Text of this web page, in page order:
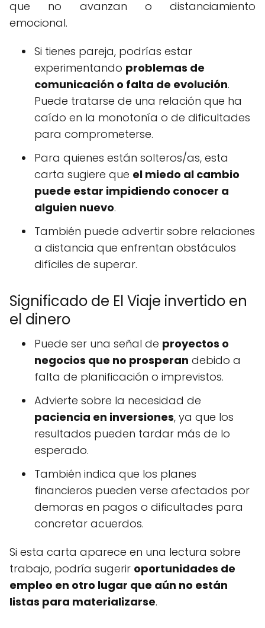
que no avanzan o distanciamiento
emocional.
Si tienes pareja, podrías estar
experimentando problemas de
comunicación o falta de evolución.
Puede tratarse de una relación que ha
caído en la monotonía o de dificultades
para comprometerse.
Para quienes están solteros/as, esta
carta sugiere que el miedo al cambio
puede estar impidiendo conocer a
alguien nuevo.
También puede advertir sobre relaciones
a distancia que enfrentan obstáculos
difíciles de superar.
Significado de El Viaje invertido en
el dinero
Puede ser una señal de proyectos o
negocios que no prosperan debido a
falta de planificación o imprevistos.
Advierte sobre la necesidad de
paciencia en inversiones, ya que los
resultados pueden tardar más de lo
esperado.
También indica que los planes
financieros pueden verse afectados por
demoras en pagos o dificultades para
concretar acuerdos.
Si esta carta aparece en una lectura sobre
trabajo, podría sugerir oportunidades de
empleo en otro lugar que aún no están
listas para materializarse.